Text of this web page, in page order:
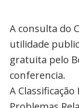
A consulta do
utilidade
gratuita pelo
conferencia.
A